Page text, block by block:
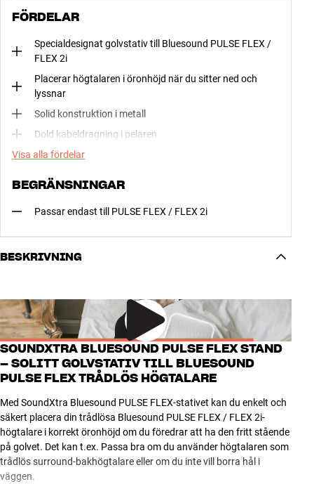
FÖRDELAR
Specialdesignat golvstativ till Bluesound PULSE FLEX /
FLEX 2i
Placerar högtalaren i öronhöjd när du sitter ned och
lyssnar
Solid konstruktion i metall
Dold kabeldragning i pelaren
Visa alla fördelar
BEGRÄNSNINGAR
Passar endast till PULSE FLEX / FLEX 2i
BESKRIVNING
SOUNDXTRA BLUESOUND PULSE FLEX STAND
– SOLITT GOLVSTATIV TILL BLUESOUND
PULSE FLEX TRÅDLÖS HÖGTALARE
Med SoundXtra Bluesound PULSE FLEX-stativet kan du enkelt och
säkert placera din trådlösa Bluesound PULSE FLEX / FLEX 2i-
högtalare i korrekt öronhöjd om du föredrar att ha den fritt stående
på golvet. Det kan t.ex. Passa bra om du använder högtalaren som
trådlös surround-bakhögtalare eller om du inte vill borra hål i
väggen.